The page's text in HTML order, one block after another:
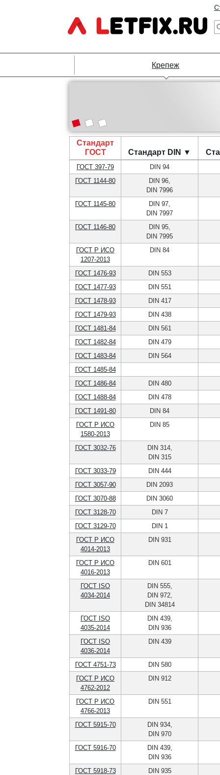
Крепеж
Стандарт
ГОСТ
Стандарт DIN ▼
ГОСТ 397-79
DIN 94
ГОСТ 1144-80
DIN 96,
DIN 7996
ГОСТ 1145-80
DIN 97,
DIN 7997
ГОСТ 1146-80
DIN 95,
DIN 7995
ГОСТ Р ИСО
1207-2013
DIN 84
ГОСТ 1476-93
DIN 553
ГОСТ 1477-93
DIN 551
ГОСТ 1478-93
DIN 417
ГОСТ 1479-93
DIN 438
ГОСТ 1481-84
DIN 561
ГОСТ 1482-84
DIN 479
ГОСТ 1483-84
DIN 564
ГОСТ 1485-84
ГОСТ 1486-84
DIN 480
ГОСТ 1488-84
DIN 478
ГОСТ 1491-80
DIN 84
ГОСТ Р ИСО
1580-2013
DIN 85
ГОСТ 3032-76
DIN 314,
DIN 315
ГОСТ 3033-79
DIN 444
ГОСТ 3057-90
DIN 2093
ГОСТ 3070-88
DIN 3060
ГОСТ 3128-70
DIN 7
ГОСТ 3129-70
DIN 1
ГОСТ Р ИСО
4014-2013
DIN 931
ГОСТ Р ИСО
4016-2013
DIN 601
ГОСТ ISO
4034-2014
DIN 555,
DIN 972,
DIN 34814
ГОСТ ISO
4035-2014
DIN 439,
DIN 936
ГОСТ ISO
4036-2014
DIN 439
ГОСТ 4751-73
DIN 580
ГОСТ Р ИСО
4762-2012
DIN 912
ГОСТ Р ИСО
4766-2013
DIN 551
ГОСТ 5915-70
DIN 934,
DIN 970
ГОСТ 5916-70
DIN 439,
DIN 936
ГОСТ 5918-73
DIN 935